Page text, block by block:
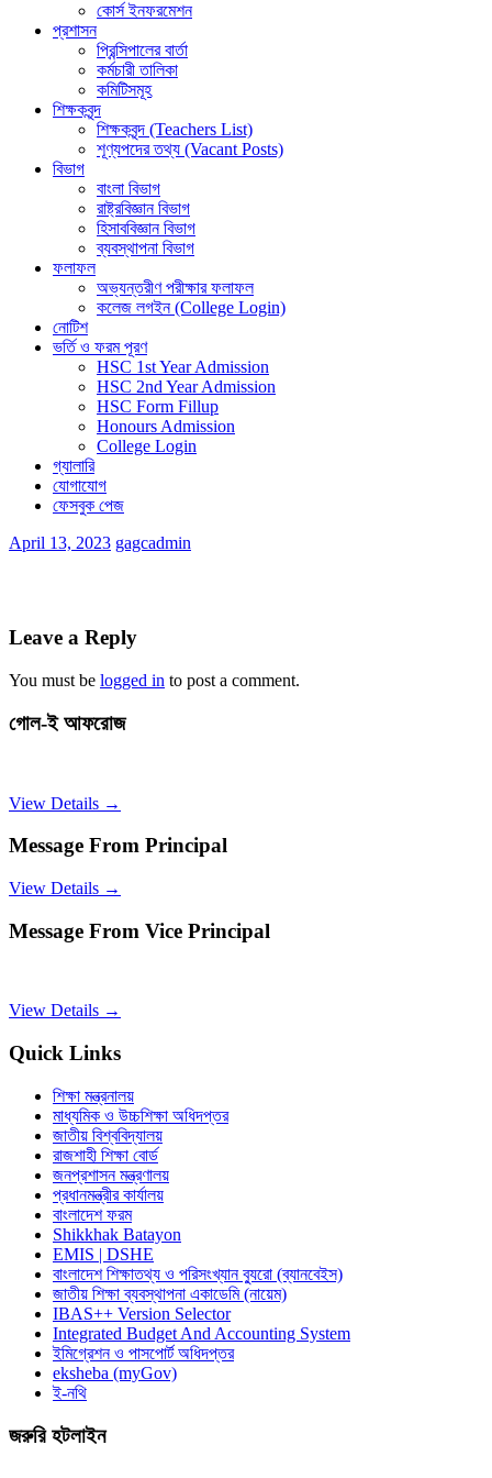
কোর্স ইনফরমেশন
প্রশাসন
প্রিন্সিপালের বার্তা
কর্মচারী তালিকা
কমিটিসমূহ
শিক্ষকবৃন্দ
শিক্ষকবৃন্দ (Teachers List)
শূণ্যপদের তথ্য (Vacant Posts)
বিভাগ
বাংলা বিভাগ
রাষ্ট্রবিজ্ঞান বিভাগ
হিসাববিজ্ঞান বিভাগ
ব্যবস্থাপনা বিভাগ
ফলাফল
অভ্যন্তরীণ পরীক্ষার ফলাফল
কলেজ লগইন (College Login)
নোটিশ
ভর্তি ও ফরম পূরণ
HSC 1st Year Admission
HSC 2nd Year Admission
HSC Form Fillup
Honours Admission
College Login
গ্যালারি
যোগাযোগ
ফেসবুক পেজ
April 13, 2023 gagcadmin
Leave a Reply
You must be logged in to post a comment.
গোল-ই আফরোজ
View Details →
Message From Principal
View Details →
Message From Vice Principal
View Details →
Quick Links
শিক্ষা মন্ত্রনালয়
মাধ্যমিক ও উচ্চশিক্ষা অধিদপ্তর
জাতীয় বিশ্ববিদ্যালয়
রাজশাহী শিক্ষা বোর্ড
জনপ্রশাসন মন্ত্রণালয়
প্রধানমন্ত্রীর কার্যালয়
বাংলাদেশ ফরম
Shikkhak Batayon
EMIS | DSHE
বাংলাদেশ শিক্ষাতথ্য ও পরিসংখ্যান ব্যুরো (ব্যানবেইস)
জাতীয় শিক্ষা ব্যবস্থাপনা একাডেমি (নায়েম)
IBAS++ Version Selector
Integrated Budget And Accounting System
ইমিগ্রেশন ও পাসপোর্ট অধিদপ্তর
eksheba (myGov)
ই-নথি
জরুরি হটলাইন